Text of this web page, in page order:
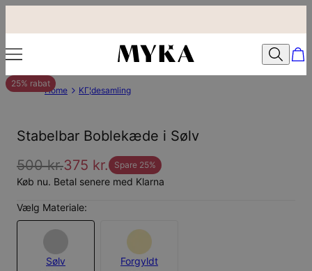
25% rabat
Home KГ¦desamling
Stabelbar Boblekæde i Sølv
500 kr.375 kr. Spare 25%
Køb nu. Betal senere med Klarna
Vælg Materiale:
Sølv
Forgyldt